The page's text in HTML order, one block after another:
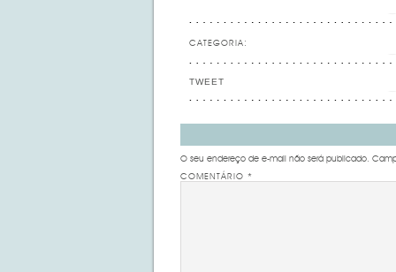
CATEGORIA:
TWEET
O seu endereço de e-mail não será publicado.
COMENTÁRIO *